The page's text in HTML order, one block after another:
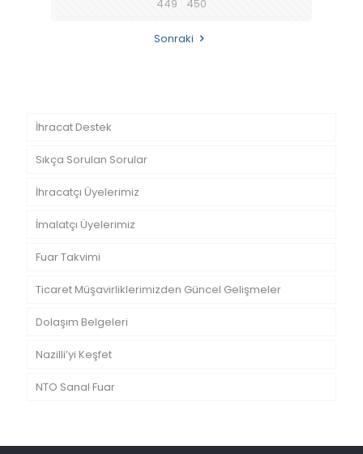
449 450
Sonraki
İhracat Destek
Sıkça Sorulan Sorular
İhracatçı Üyelerimiz
İmalatçı Üyelerimiz
Fuar Takvimi
Ticaret Müşavirliklerimizden Güncel Gelişmeler
Dolaşım Belgeleri
Nazilli’yi Keşfet
NTO Sanal Fuar